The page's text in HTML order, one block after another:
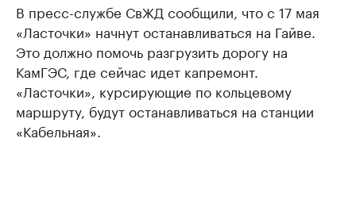
В пресс-службе СвЖД сообщили, что с 17 мая
«Ласточки» начнут останавливаться на Гайве.
Это должно помочь разгрузить дорогу на
КамГЭС, где сейчас идет капремонт.
«Ласточки», курсирующие по кольцевому
маршруту, будут останавливаться на станции
«Кабельная».